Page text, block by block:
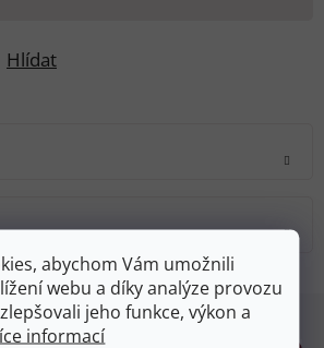
abychom Vám umožnili
webu a díky analýze provozu
jeho funkce, výkon a
informací
Hlídat